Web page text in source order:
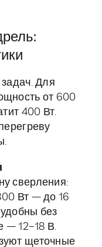
Для
от 600
400 Вт.
сверления:
Вт — до 16
без
— 12–18 В.
щеточные